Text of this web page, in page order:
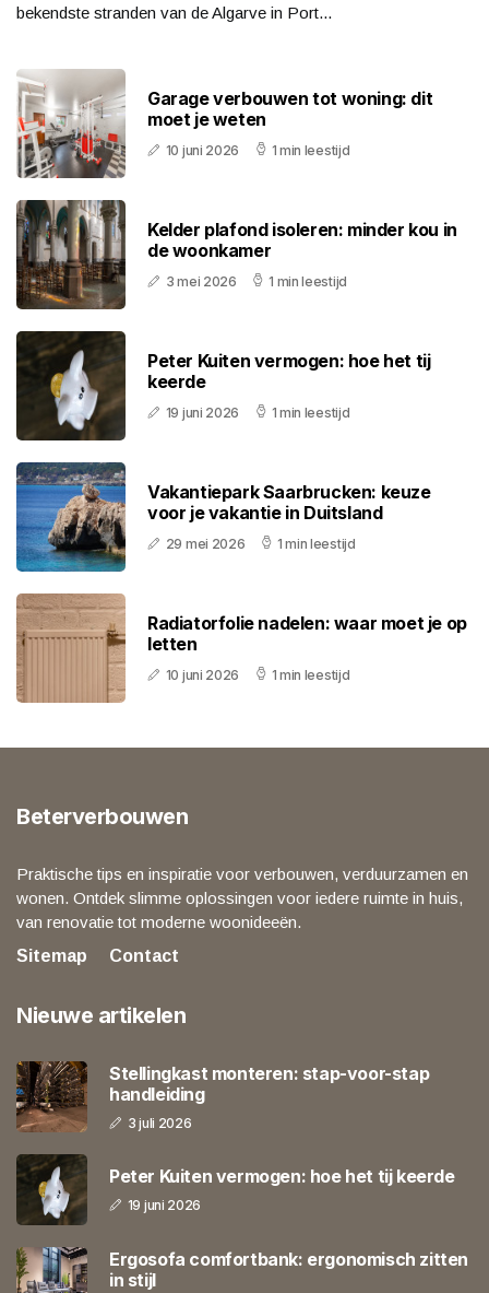
bekendste stranden van de Algarve in Port...
Garage verbouwen tot woning: dit
moet je weten
10 juni 2026 1 min leestijd
Kelder plafond isoleren: minder kou in
de woonkamer
3 mei 2026 1 min leestijd
Peter Kuiten vermogen: hoe het tij
keerde
19 juni 2026 1 min leestijd
Vakantiepark Saarbrucken: keuze
voor je vakantie in Duitsland
29 mei 2026 1 min leestijd
Radiatorfolie nadelen: waar moet je op
letten
10 juni 2026 1 min leestijd
Beterverbouwen
Praktische tips en inspiratie voor verbouwen, verduurzamen en
wonen. Ontdek slimme oplossingen voor iedere ruimte in huis,
van renovatie tot moderne woonideeën.
Sitemap
Contact
Nieuwe artikelen
Stellingkast monteren: stap-voor-stap
handleiding
3 juli 2026
Peter Kuiten vermogen: hoe het tij keerde
19 juni 2026
Ergosofa comfortbank: ergonomisch zitten
in stijl